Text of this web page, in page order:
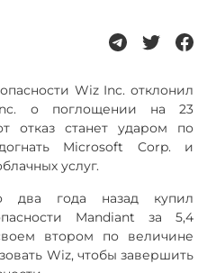
Wiz Inc. отклонил
о поглощении на 23
отказ станет ударом по
Microsoft Corp. и
услуг.
два года назад купил
Mandiant за 5,4
втором по величине
Wiz, чтобы завершить